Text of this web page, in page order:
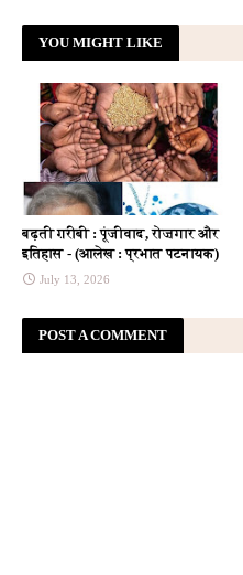
YOU MIGHT LIKE
बढ़ती ग़रीबी : पूंजीवाद, रोज़गार और
इतिहास - (आलेख : प्रभात पटनायक)
July 13, 2026
POST A COMMENT